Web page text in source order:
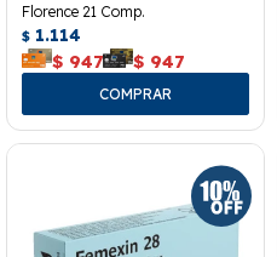
Florence 21 Comp.
$ 1.114
$ 947 $ 947